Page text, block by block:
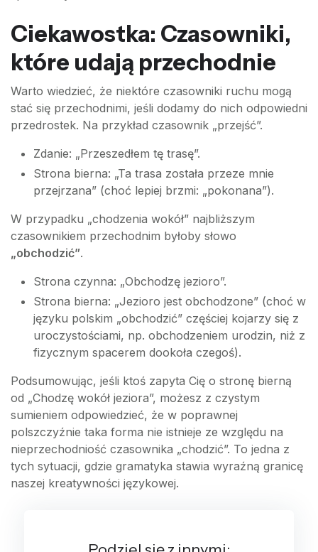
Ciekawostka: Czasowniki,
które udają przechodnie
Warto wiedzieć, że niektóre czasowniki ruchu mogą
stać się przechodnimi, jeśli dodamy do nich odpowiedni
przedrostek. Na przykład czasownik „przejść”.
Zdanie: „Przeszedłem tę trasę”.
Strona bierna: „Ta trasa została przeze mnie
przejrzana” (choć lepiej brzmi: „pokonana”).
W przypadku „chodzenia wokół” najbliższym
czasownikiem przechodnim byłoby słowo
„obchodzić”.
Strona czynna: „Obchodzę jezioro”.
Strona bierna: „Jezioro jest obchodzone” (choć w
języku polskim „obchodzić” częściej kojarzy się z
uroczystościami, np. obchodzeniem urodzin, niż z
fizycznym spacerem dookoła czegoś).
Podsumowując, jeśli ktoś zapyta Cię o stronę bierną
od „Chodzę wokół jeziora”, możesz z czystym
sumieniem odpowiedzieć, że w poprawnej
polszczyźnie taka forma nie istnieje ze względu na
nieprzechodniość czasownika „chodzić”. To jedna z
tych sytuacji, gdzie gramatyka stawia wyraźną granicę
naszej kreatywności językowej.